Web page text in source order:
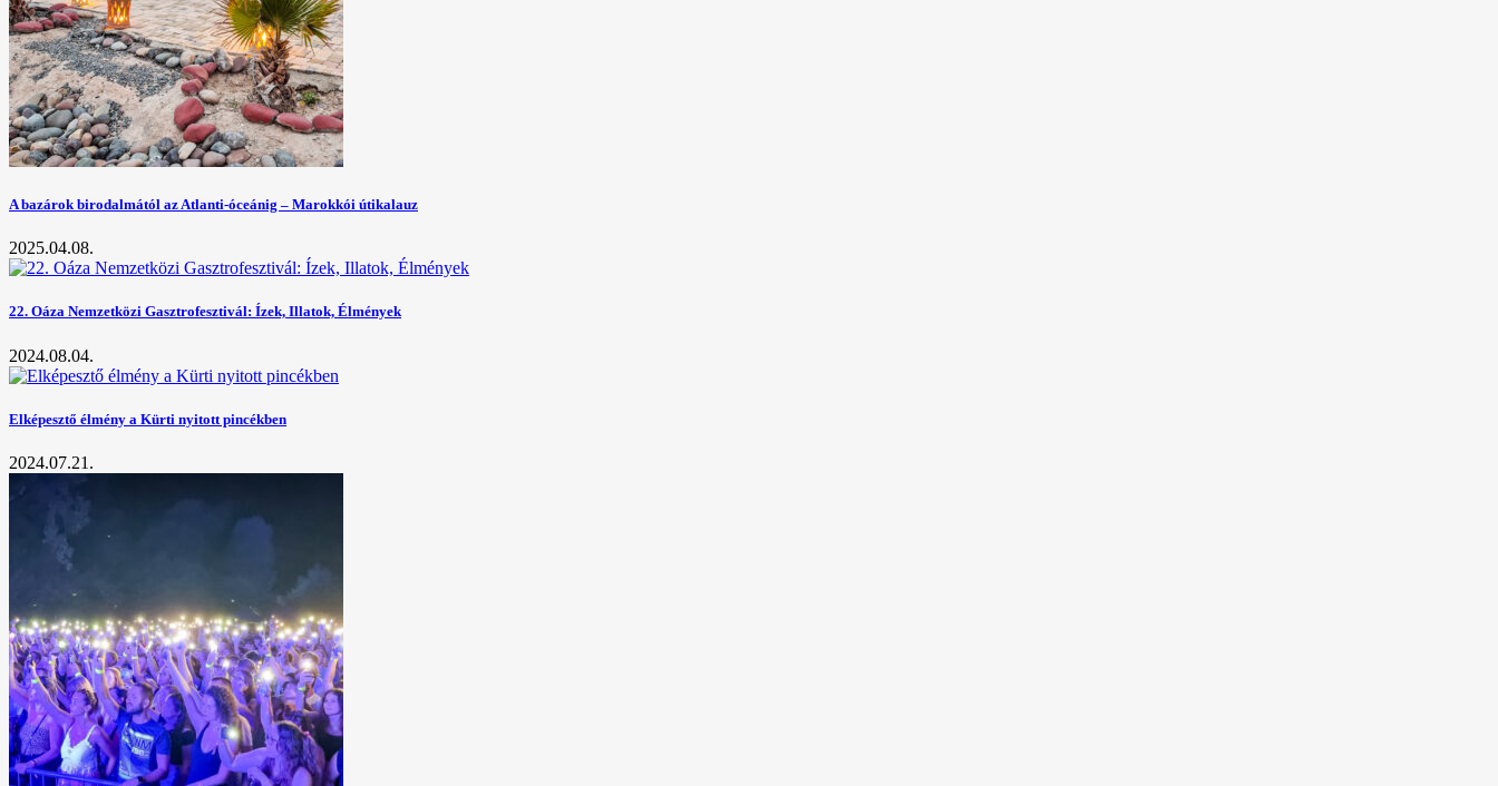
A bazárok birodalmától az Atlanti-óceánig – Marokkói útikalauz
2025.04.08.
22. Oáza Nemzetközi Gasztrofesztivál: Ízek, Illatok, Élmények
2024.08.04.
Elképesztő élmény a Kürti nyitott pincékben
2024.07.21.